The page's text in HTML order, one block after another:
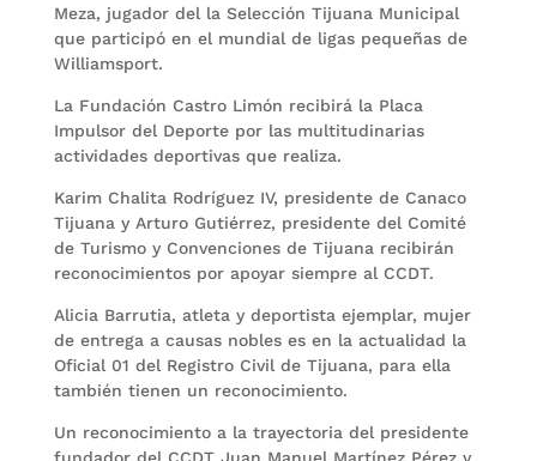
Meza, jugador del la Selección Tijuana Municipal
que participó en el mundial de ligas pequeñas de
Williamsport.
La Fundación Castro Limón recibirá la Placa
Impulsor del Deporte por las multitudinarias
actividades deportivas que realiza.
Karim Chalita Rodríguez IV, presidente de Canaco
Tijuana y Arturo Gutiérrez, presidente del Comité
de Turismo y Convenciones de Tijuana recibirán
reconocimientos por apoyar siempre al CCDT.
Alicia Barrutia, atleta y deportista ejemplar, mujer
de entrega a causas nobles es en la actualidad la
Oficial 01 del Registro Civil de Tijuana, para ella
también tienen un reconocimiento.
Un reconocimiento a la trayectoria del presidente